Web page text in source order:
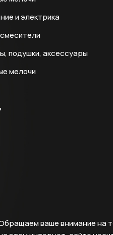
и электрика
подушки, аксессуары
мелочи
ваше внимание на